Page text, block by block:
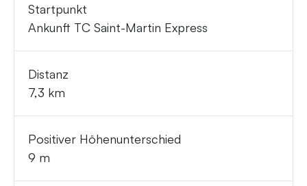
Startpunkt
Ankunft TC Saint-Martin Express
Distanz
7,3 km
Positiver Höhenunterschied
9 m